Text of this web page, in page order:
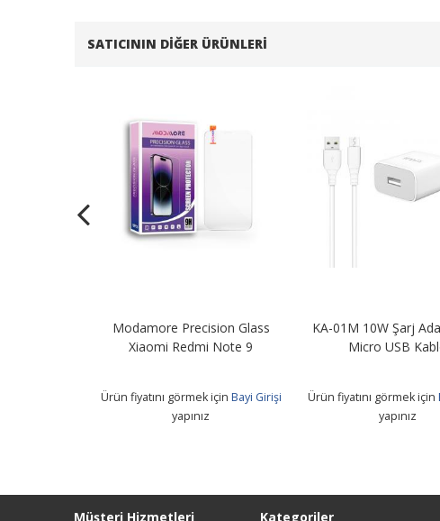
SATICININ DIĞER ÜRÜNLERI
Modamore Precision Glass
Xiaomi Redmi Note 9
Ürün fiyatını görmek için Bayi Girişi
yapınız
KA-01M 10W Şarj
Micro USB
Ürün fiyatını görmek için
yapınız
Müşteri Hizmetleri Kategoriler